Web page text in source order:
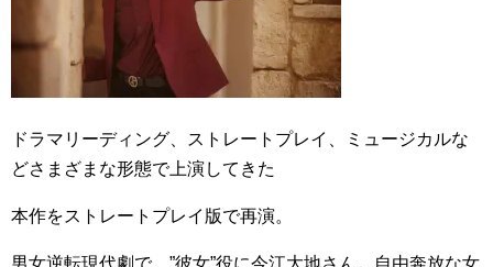
ドラマリーディング、ストレートプレイ、ミュージカルな
どさまざまな形態で上演してきた
本作をストレートプレイ版で再演。
男女逆転現代劇で、”彼女”役に今江大地さん。自由奔放な女